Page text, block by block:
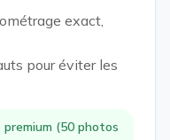
exact,
pour éviter les
premium (50 photos